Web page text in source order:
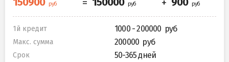
1й кредит 1000 - 200000
Макс. сумма 200000
Срок 50-365 дней